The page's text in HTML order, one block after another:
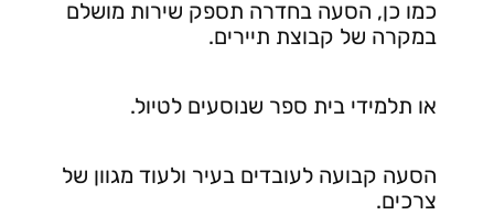
כמו כן, הסעה בחדרה תספק שירות מושלם
במקרה של קבוצת תיירים.
או תלמידי בית ספר שנוסעים לטיול.
הסעה קבועה לעובדים בעיר ולעוד מגוון של
צרכים.